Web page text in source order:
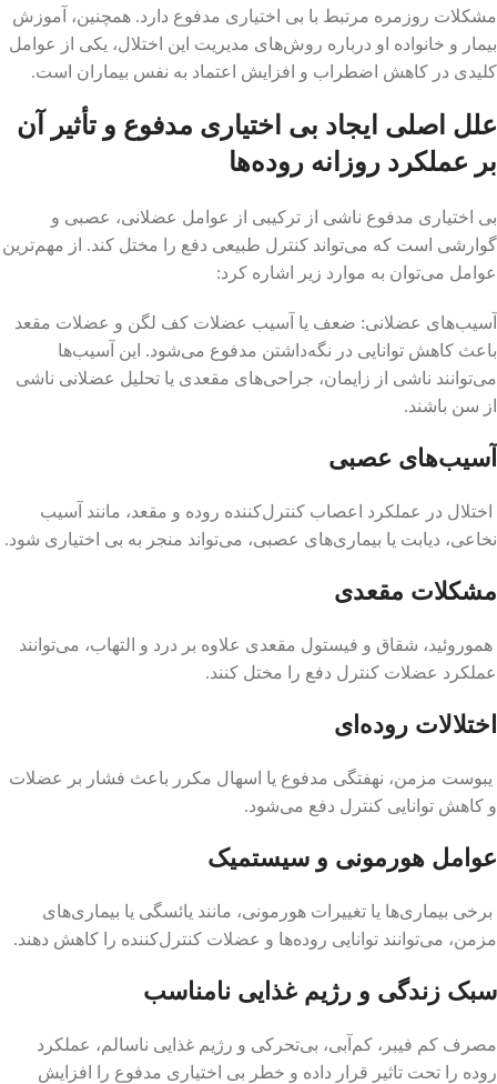
مشکلات روزمره مرتبط با بی اختیاری مدفوع دارد. همچنین، آموزش
بیمار و خانواده او درباره روش‌های مدیریت این اختلال، یکی از عوامل
کلیدی در کاهش اضطراب و افزایش اعتماد به نفس بیماران است.
علل اصلی ایجاد بی اختیاری مدفوع و تأثیر آن
بر عملکرد روزانه روده‌ها
بی اختیاری مدفوع ناشی از ترکیبی از عوامل عضلانی، عصبی و
گوارشی است که می‌تواند کنترل طبیعی دفع را مختل کند. از مهم‌ترین
عوامل می‌توان به موارد زیر اشاره کرد:
آسیب‌های عضلانی: ضعف یا آسیب عضلات کف لگن و عضلات مقعد
باعث کاهش توانایی در نگه‌داشتن مدفوع می‌شود. این آسیب‌ها
می‌توانند ناشی از زایمان، جراحی‌های مقعدی یا تحلیل عضلانی ناشی
از سن باشند.
آسیب‌های عصبی
اختلال در عملکرد اعصاب کنترل‌کننده روده و مقعد، مانند آسیب
نخاعی، دیابت یا بیماری‌های عصبی، می‌تواند منجر به بی اختیاری شود.
مشکلات مقعدی
هموروئید، شقاق و فیستول مقعدی علاوه بر درد و التهاب، می‌توانند
عملکرد عضلات کنترل دفع را مختل کنند.
اختلالات روده‌ای
یبوست مزمن، نهفتگی مدفوع یا اسهال مکرر باعث فشار بر عضلات
و کاهش توانایی کنترل دفع می‌شود.
عوامل هورمونی و سیستمیک
برخی بیماری‌ها یا تغییرات هورمونی، مانند یائسگی یا بیماری‌های
مزمن، می‌توانند توانایی روده‌ها و عضلات کنترل‌کننده را کاهش دهند.
سبک زندگی و رژیم غذایی نامناسب
مصرف کم فیبر، کم‌آبی، بی‌تحرکی و رژیم غذایی ناسالم، عملکرد
روده را تحت تاثیر قرار داده و خطر بی اختیاری مدفوع را افزایش